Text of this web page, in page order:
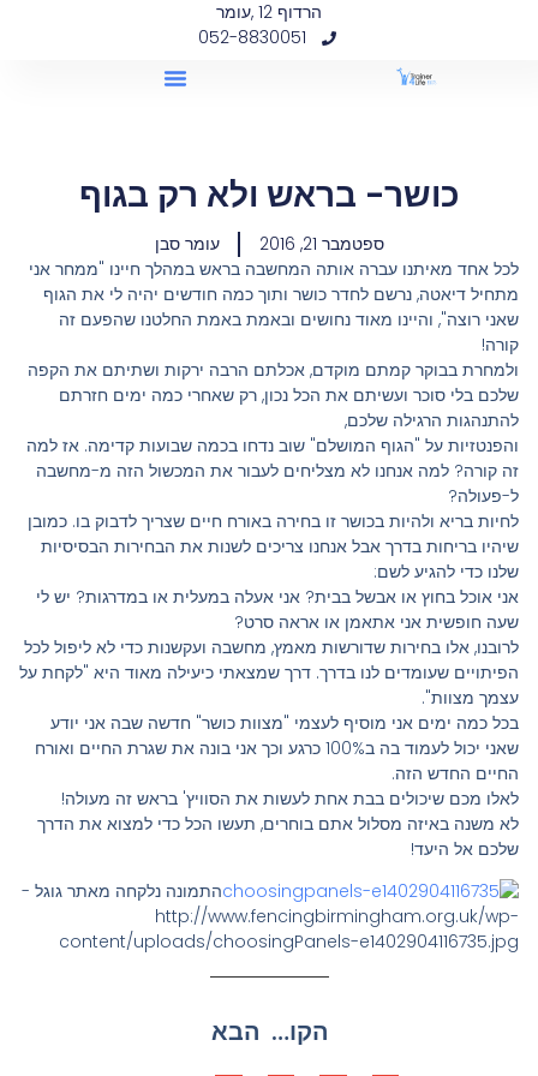
הרדוף 12 ,עומר
052-8830051
כושר- בראש ולא רק בגוף
ספטמבר 21, 2016
עומר סבן
לכל אחד מאיתנו עברה אותה המחשבה בראש במהלך חיינו "ממחר אני
מתחיל דיאטה, נרשם לחדר כושר ותוך כמה חודשים יהיה לי את הגוף
שאני רוצה", והיינו מאוד נחושים ובאמת באמת החלטנו שהפעם זה
קורה!
ולמחרת בבוקר קמתם מוקדם, אכלתם הרבה ירקות ושתיתם את הקפה
שלכם בלי סוכר ועשיתם את הכל נכון, רק שאחרי כמה ימים חזרתם
להתנהגות הרגילה שלכם,
והפנטזיות על "הגוף המושלם" שוב נדחו בכמה שבועות קדימה. אז למה
זה קורה? למה אנחנו לא מצליחים לעבור את המכשול הזה מ-מחשבה
ל-פעולה?
לחיות בריא ולהיות בכושר זו בחירה באורח חיים שצריך לדבוק בו. כמובן
שיהיו בריחות בדרך אבל אנחנו צריכים לשנות את הבחירות הבסיסיות
שלנו כדי להגיע לשם:
אני אוכל בחוץ או אבשל בבית? אני אעלה במעלית או במדרגות? יש לי
שעה חופשית אני אתאמן או אראה סרט?
לרובנו, אלו בחירות שדורשות מאמץ, מחשבה ועקשנות כדי לא ליפול לכל
הפיתויים שעומדים לנו בדרך. דרך שמצאתי כיעילה מאוד היא "לקחת על
עצמך מצוות".
בכל כמה ימים אני מוסיף לעצמי "מצוות כושר" חדשה שבה אני יודע
שאני יכול לעמוד בה ב100% כרגע וכך אני בונה את שגרת החיים ואורח
החיים החדש הזה.
לאלו מכם שיכולים בבת אחת לעשות את הסוויץ' בראש זה מעולה!
לא משנה באיזה מסלול אתם בוחרים, תעשו הכל כדי למצוא את הדרך
שלכם אל היעד!
התמונה נלקחה מאתר גוגל -
http://www.fencingbirmingham.org.uk/wp-
content/uploads/choosingPanels-e1402904116735.jpg
הקודם הבא